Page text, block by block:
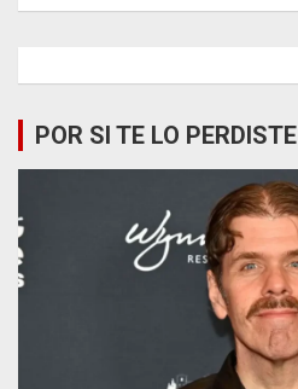
POR SI TE LO PERDISTE